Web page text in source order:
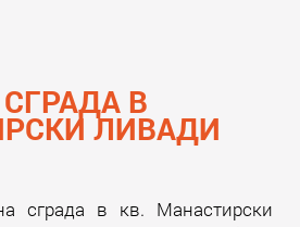
В
ЛИВАДИ
сграда в кв. Манастирски